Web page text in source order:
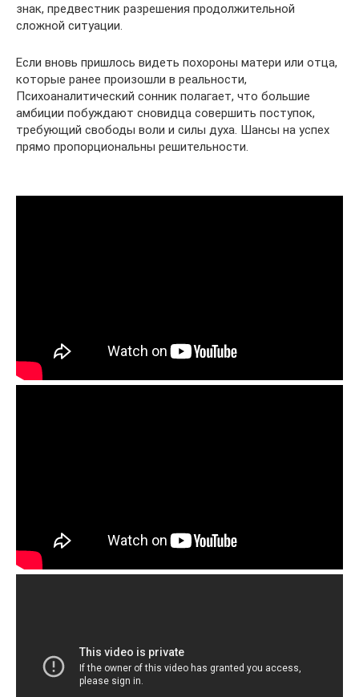
знак, предвестник разрешения продолжительной
сложной ситуации.
Если вновь пришлось видеть похороны матери или отца,
которые ранее произошли в реальности,
Психоаналитический сонник полагает, что большие
амбиции побуждают сновидца совершить поступок,
требующий свободы воли и силы духа. Шансы на успех
прямо пропорциональны решительности.